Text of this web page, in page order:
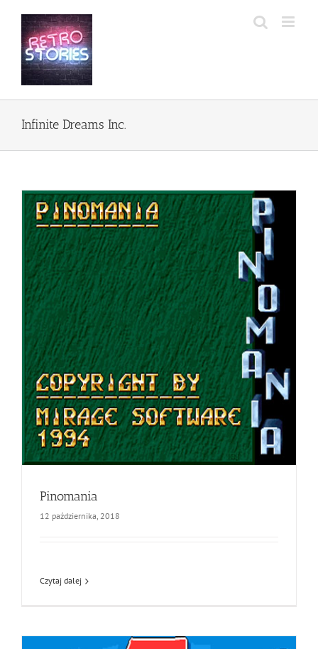
zawartości
Infinite Dreams Inc.
Pinomania
12 października, 2018
Czytaj dalej